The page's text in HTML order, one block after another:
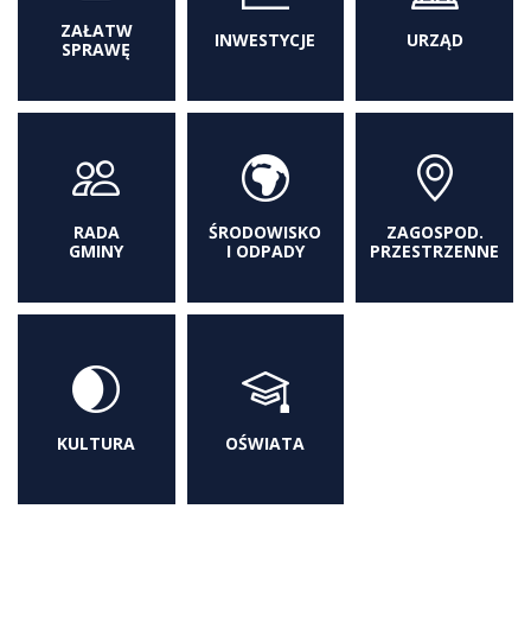
ZAŁATW
SPRAWĘ
INWESTYCJE URZĄD
RADA
GMINY
ŚRODOWISKO
I ODPADY
ZAGOSPOD.
PRZESTRZENNE
KULTURA OŚWIATA